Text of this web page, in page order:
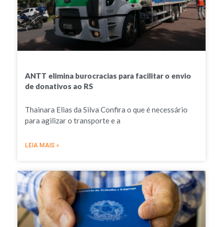
ANTT elimina burocracias para facilitar o envio
de donativos ao RS
Thainara Elias da Silva Confira o que é necessário
para agilizar o transporte e a
LEIA MAIS »